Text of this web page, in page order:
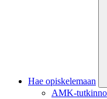
Hae opiskelemaan
AMK-